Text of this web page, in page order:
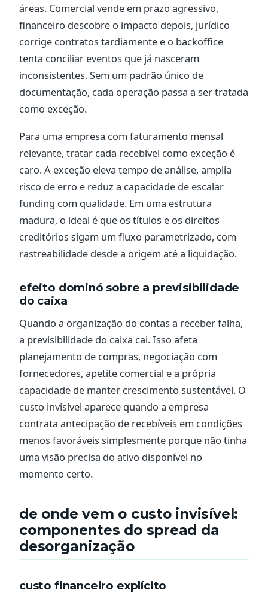
áreas. Comercial vende em prazo agressivo,
financeiro descobre o impacto depois, jurídico
corrige contratos tardiamente e o backoffice
tenta conciliar eventos que já nasceram
inconsistentes. Sem um padrão único de
documentação, cada operação passa a ser tratada
como exceção.
Para uma empresa com faturamento mensal
relevante, tratar cada recebível como exceção é
caro. A exceção eleva tempo de análise, amplia
risco de erro e reduz a capacidade de escalar
funding com qualidade. Em uma estrutura
madura, o ideal é que os títulos e os direitos
creditórios sigam um fluxo parametrizado, com
rastreabilidade desde a origem até a liquidação.
efeito dominó sobre a previsibilidade
do caixa
Quando a organização do contas a receber falha,
a previsibilidade do caixa cai. Isso afeta
planejamento de compras, negociação com
fornecedores, apetite comercial e a própria
capacidade de manter crescimento sustentável. O
custo invisível aparece quando a empresa
contrata antecipação de recebíveis em condições
menos favoráveis simplesmente porque não tinha
uma visão precisa do ativo disponível no
momento certo.
de onde vem o custo invisível:
componentes do spread da
desorganização
custo financeiro explícito